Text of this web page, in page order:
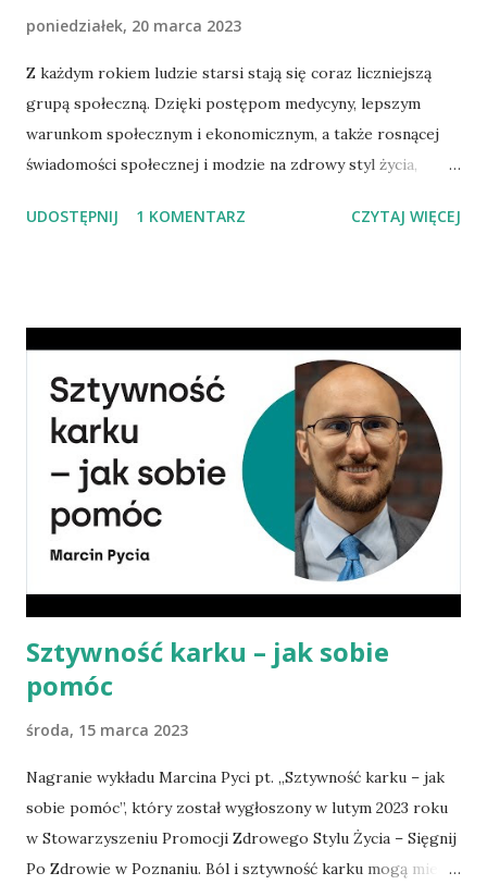
poniedziałek, 20 marca 2023
Z każdym rokiem ludzie starsi stają się coraz liczniejszą
grupą społeczną. Dzięki postępom medycyny, lepszym
warunkom społecznym i ekonomicznym, a także rosnącej
świadomości społecznej i modzie na zdrowy styl życia,
niekoniecznie żyją zdrowiej. Z tego powodu starość jest dla
niesprawnością? Oczywiście, nie ustnieje eliksir młodości.
Nie można też walczyć ze starością, która uwarunkowana
jest prawami fizjologii, ale ze starością, która jest
przedwczesna, połączona z niedołęstwem i chorobami
należy walczyć. O tym, co zrobić, być żyć dłużej i lepiej,
dowiedzą się Państwo podczas spotkania, na które
zapraszamy. Po prelekcji odbędzie się zdrowy
poczęstunek. Prelegent: Agata Radosh Kiedy: 26 marca
2023, niedziela Godzina: 16.00 Gdzie: Tarnów, ul. Sokoła 11
Organizator: ...
UDOSTĘPNIJ 1 KOMENTARZ CZYTAJ WIĘCEJ
Sztywność karku – jak sobie
pomóc
środa, 15 marca 2023
Nagranie wykładu Marcina Pyci pt. „Sztywność karku – jak
sobie pomóc”, który został wygłoszony w lutym 2023 roku
w Stowarzyszeniu Promocji Zdrowego Stylu Życia – Sięgnij
Po Zdrowie w Poznaniu. Ból i sztywność karku mogą mieć